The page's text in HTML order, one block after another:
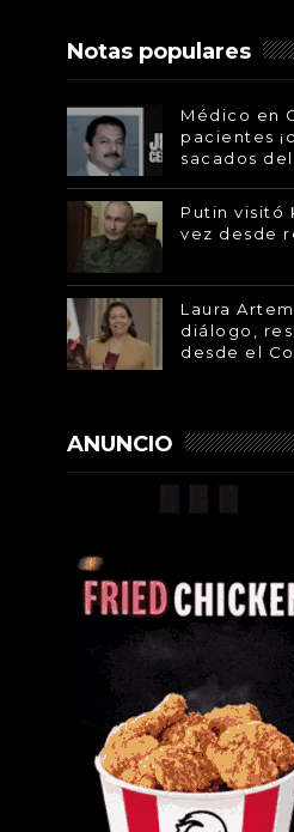
Notas populares
Médico en
pacientes
sacados del
Putin visitó
vez desde
Laura
diálogo,
desde el
ANUNCIO